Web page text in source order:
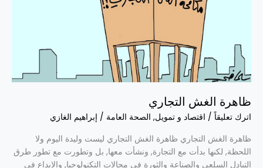
ظاهرة الغش التجاري
اترك تعليقاً / اقتصاد و تمويل, الصحة العامة / إبراهيم الغازي
ظاهرة الغش التجاري ظاهرة الغش التجاري ليست وليدة اليوم ولا
اللحظة, لكنها بدأت مع التجارة, ونشأت معها, بل وتطورت مع تطور طرق
التبادل السلعي والصناعة والثورة في مجالات التكنولوجيا, والإبداع في